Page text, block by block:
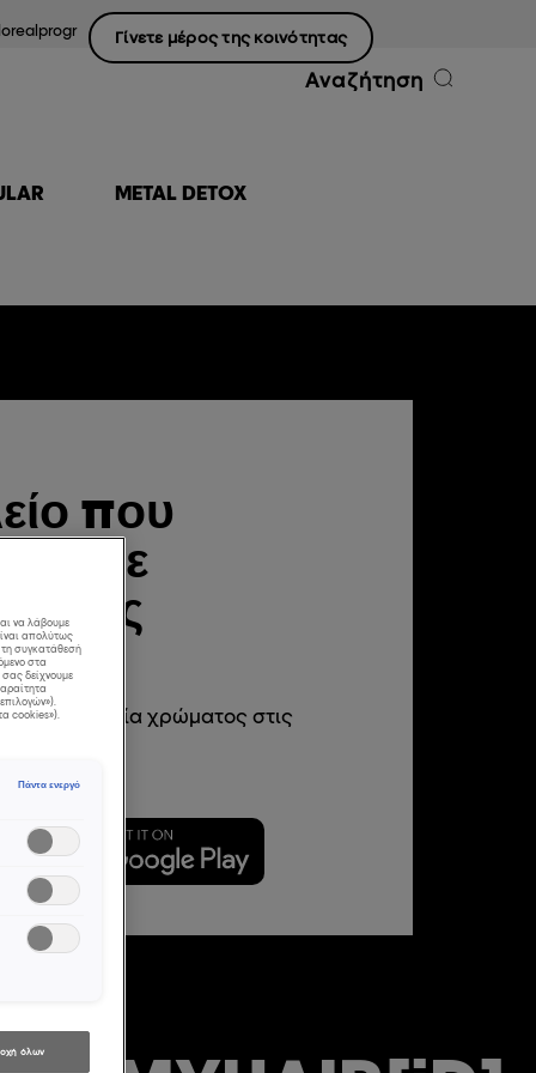
Γίνετε μέρος της κοινότητας
Αναζήτηση
METAL DETOX
που
κάθε
υπηρεσία χρώματος στις
να λάβουμε
απολύτως
τη συγκατάθεσή
στα
δείχνουμε
cookies»).
Πάντα ενεργό
όλων